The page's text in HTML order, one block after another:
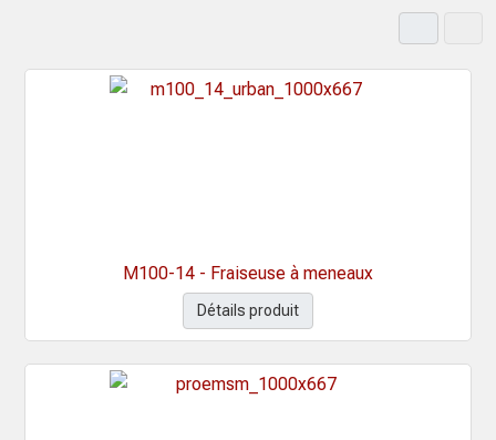
M100-14 - Fraiseuse à meneaux
Détails produit